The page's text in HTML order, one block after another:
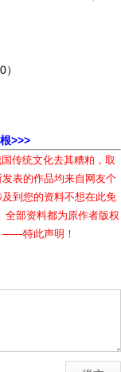
0）
>>>
传统文化去其糟粕，取
表的作品均来自网友个
到您的资料不想在此免
全部资料都为原作者版权
——特此声明！